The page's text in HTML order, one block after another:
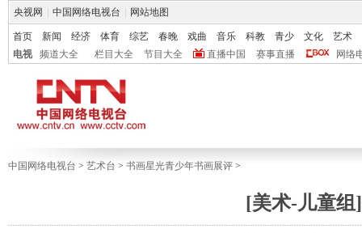
央视网 中国网络电视台 网站地图
首页 新闻 经济 体育 综艺 春晚 戏曲 音乐 科教 青少 文化
艺术
电视
频道大全 栏目大全 节目大全 直播中国 赛事直播 网络
中国网络电视台 > 艺术台 > 书画星光青少年书画展评 >
[美术-儿童组